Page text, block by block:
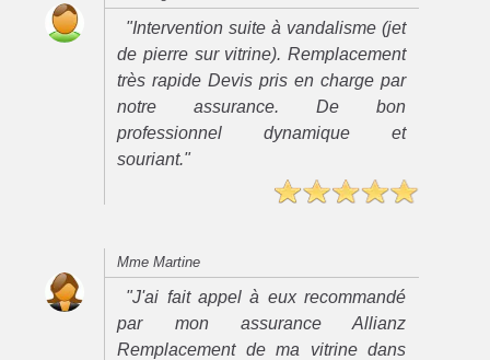
"Intervention suite à vandalisme (jet
de pierre sur vitrine). Remplacement
très rapide Devis pris en charge par
notre assurance. De bon
professionnel dynamique et
souriant."
Mme Martine
"J'ai fait appel à eux recommandé
par mon assurance Allianz
Remplacement de ma vitrine dans